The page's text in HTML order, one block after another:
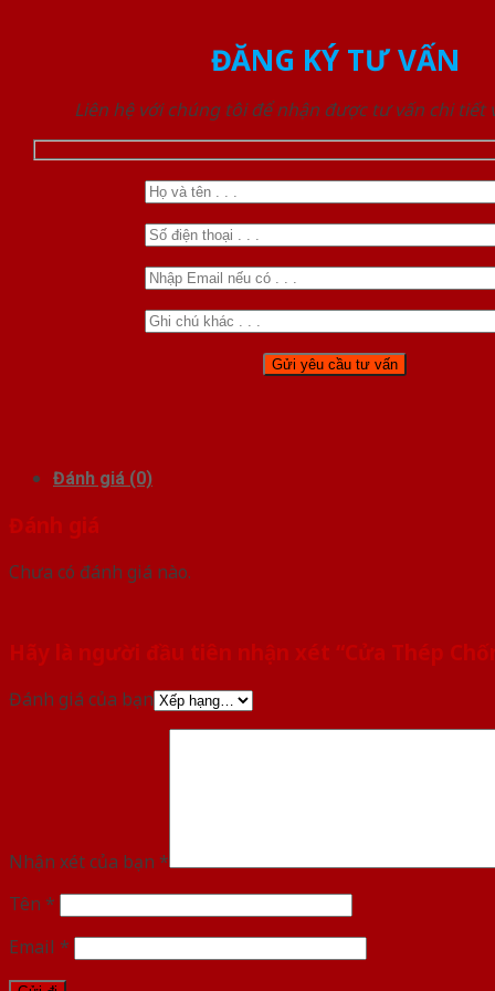
ĐĂNG KÝ TƯ VẤN
Liên hệ với chúng tôi để nhận được tư vấn chi tiết
Đánh giá (0)
Đánh giá
Chưa có đánh giá nào.
Hãy là người đầu tiên nhận xét “Cửa Thép
Đánh giá của bạn
Nhận xét của bạn *
Tên *
Email *